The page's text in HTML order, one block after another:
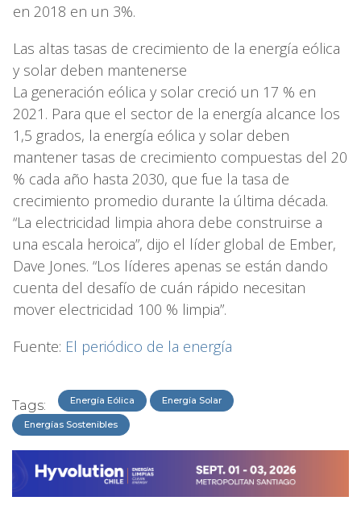
en 2018 en un 3%.
Las altas tasas de crecimiento de la energía eólica
y solar deben mantenerse
La generación eólica y solar creció un 17 % en
2021. Para que el sector de la energía alcance los
1,5 grados, la energía eólica y solar deben
mantener tasas de crecimiento compuestas del 20
% cada año hasta 2030, que fue la tasa de
crecimiento promedio durante la última década.
“La electricidad limpia ahora debe construirse a
una escala heroica”, dijo el líder global de Ember,
Dave Jones. “Los líderes apenas se están dando
cuenta del desafío de cuán rápido necesitan
mover electricidad 100 % limpia”.
Fuente: El periódico de la energía
Tags: Energía Eólica Energía Solar
Energías Sostenibles